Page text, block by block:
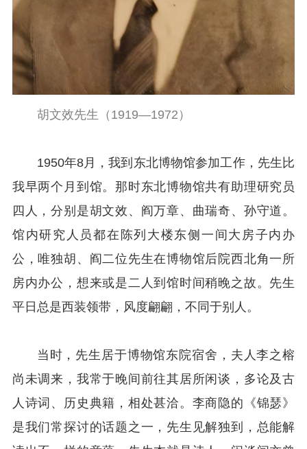
胡文效先生（1919—1972）
1950年8月，我到东北博物馆参加工作，先生比
我早两个月到馆。那时东北博物馆共有助理研究员
四人，分别是胡文效、阎万章、曲瑞奇、孙守道。
馆内研究人员都在陈列大楼东侧一间大房子内办
公，唯独胡、阎二位先生在博物馆后院西北角一所
房内办公，想来或是二人到馆时间稍晚之故。先生
平日总是西装领带，风度翩翩，不同于别人。
当时，先生居于博物馆东院宿舍，夫人李之榕
尚未调来，我常于晚间前往其居所闲谈，多论及古
人诗词、历史典籍，相处甚洽。李商隐的《锦瑟》
是我们常探讨的话题之一，先生见解独到，总能解